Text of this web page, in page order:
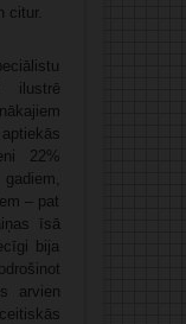
citur.
ilustrē
22%
– pat
īsā
bija
arvien